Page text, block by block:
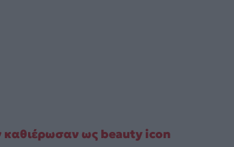
καθιέρωσαν ως beauty icon